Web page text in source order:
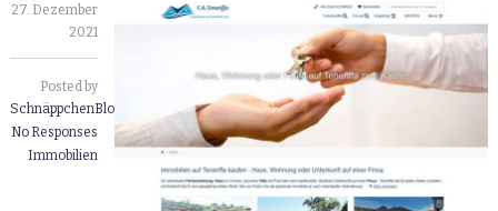
27. Dezember
2021
Posted by
SchnäppchenBlogger
No Responses
Immobilien